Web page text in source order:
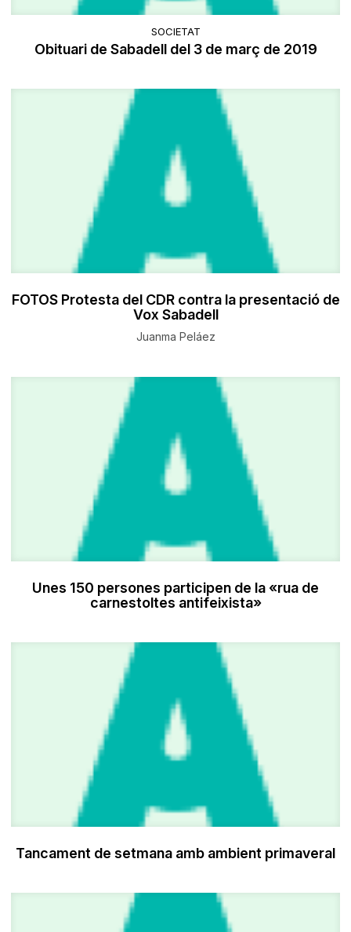
SOCIETAT
Obituari de Sabadell del 3 de març de 2019
FOTOS Protesta del CDR contra la presentació de
Vox Sabadell
Juanma Peláez
Unes 150 persones participen de la «rua de
carnestoltes antifeixista»
Tancament de setmana amb ambient primaveral